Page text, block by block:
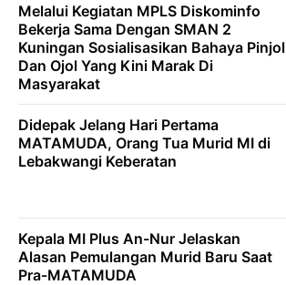
Melalui Kegiatan MPLS Diskominfo
Bekerja Sama Dengan SMAN 2
Kuningan Sosialisasikan Bahaya Pinjol
Dan Ojol Yang Kini Marak Di
Masyarakat
Didepak Jelang Hari Pertama
MATAMUDA, Orang Tua Murid MI di
Lebakwangi Keberatan
Kepala MI Plus An-Nur Jelaskan
Alasan Pemulangan Murid Baru Saat
Pra-MATAMUDA